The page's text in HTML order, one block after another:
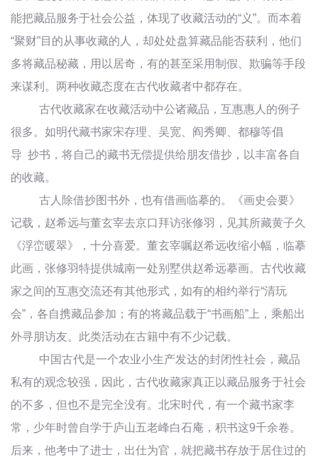
能把藏品服务于社会公益，体现了收藏活动的“义”。而本着
“聚财”目的从事收藏的人，却处处盘算藏品能否获利，他们
多将藏品秘藏，用以居奇，有的甚至采用制假、欺骗等手段
来谋利。两种收藏态度在古代收藏者中都存在。
古代收藏家在收藏活动中公诸藏品，互惠惠人的例子
很多。如明代藏书家宋存理、吴宽、阎秀卿、都穆等倡
导 抄书，将自己的藏书无偿提供给朋友借抄，以丰富各自
的收藏。
古人除借抄图书外，也有借画临摹的。《画史会要》
记载，赵希远与董玄宰去京口拜访张修羽，见其所藏黄子久
《浮峦暖翠》，十分喜爱。董玄宰嘱赵希远收缩小幅，临摹
此画，张修羽特提供城南一处别墅供赵希远摹画。古代收藏
家之间的互惠交流还有其他形式，如有的相约举行“清玩
会”，各自携藏品参加；有的将藏品载于“书画船”上，乘船出
外寻朋访友。此类活动在古籍中有不少记载。
中国古代是一个农业小生产发达的封闭性社会，藏品
私有的观念较强，因此，古代收藏家真正以藏品服务于社会
的不多，但也不是完全没有。北宋时代，有一个藏书家李
常，少年时曾自学于庐山五老峰白石庵，积书这9千余卷。
后来，他考中了进士，出仕为官，就把藏书存放于居住过的